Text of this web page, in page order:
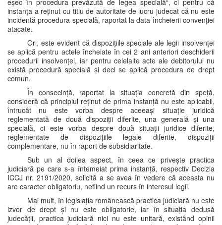
eșec în procedura prevăzută de legea specială“, ci pentru că
instanța a reținut cu titlu de autoritate de lucru judecat că nu este
incidentă procedura specială, raportat la data încheierii convenției
atacate.
Ori, este evident că dispozițiile speciale ale legii insolvenței
se aplică pentru actele încheiate în cei 2 ani anteriori deschiderii
procedurii insolvenței, iar pentru celelalte acte ale debitorului nu
există procedură specială și deci se aplică procedura de drept
comun.
În consecință, raportat la situația concretă din speță,
consideră că principiul reținut de prima instanță nu este aplicabil,
întrucât nu este vorba despre aceeași situație juridică
reglementată de două dispoziții diferite, una generală și una
specială, ci este vorba despre două situații juridice diferite,
reglementate de dispozițiile legale diferite, dispoziții
complementare, nu în raport de subsidiaritate.
Sub un al doilea aspect, în ceea ce privește practica
judiciară pe care s-a întemeiat prima instanță, respectiv Decizia
ICCJ nr. 2191/2020, solicită a se avea în vedere că aceasta nu
are caracter obligatoriu, nefiind un recurs în interesul legii.
Mai mult, în legislația românească practica judiciară nu este
izvor de drept și nu este obligatorie, iar în situația dedusă
judecății, practica judiciară nici nu este unitară, existând opinii